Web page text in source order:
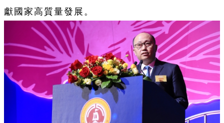
獻國家高質量發展。